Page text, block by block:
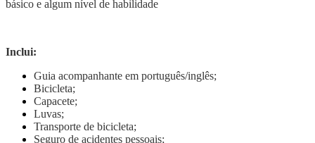
básico e algum nível de habilidade
Inclui:
Guia acompanhante em português/inglês;
Bicicleta;
Capacete;
Luvas;
Transporte de bicicleta;
Seguro de acidentes pessoais;